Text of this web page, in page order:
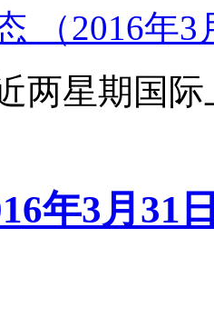
（2016年
两星期国
年3月31